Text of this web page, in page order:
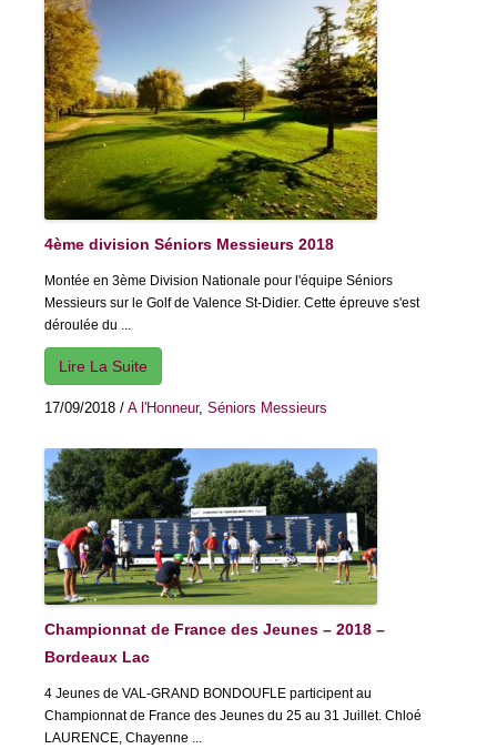
4ème division Séniors Messieurs 2018
Montée en 3ème Division Nationale pour l'équipe Séniors
Messieurs sur le Golf de Valence St-Didier. Cette épreuve s'est
déroulée du ...
Lire La Suite
17/09/2018 / A l'Honneur, Séniors Messieurs
Championnat de France des Jeunes – 2018 –
Bordeaux Lac
4 Jeunes de VAL-GRAND BONDOUFLE participent au
Championnat de France des Jeunes du 25 au 31 Juillet. Chloé
LAURENCE, Chayenne ...